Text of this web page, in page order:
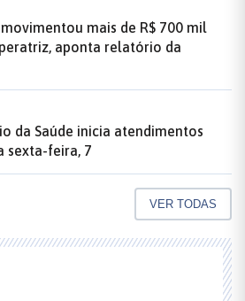
mais de R$ 700 mil
aponta relatório da
da Saúde inicia atendimentos
sexta-feira, 7
VER TODAS